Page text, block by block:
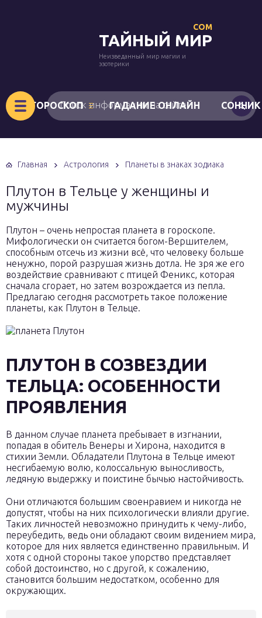
ТАЙНЫЙ МИР
COM
Неизведанный мир магии и
эзотерики
ГОРОСКОП ГАДАНИЕ ОНЛАЙН СОННИК
Главная Астрология Планеты в знаках зодиака
Плутон в Тельце у женщины и
мужчины
Плутон – очень непростая планета в гороскопе.
Мифологически он считается богом-Вершителем,
способным отсечь из жизни всё, что человеку больше
ненужно, порой разрушая жизнь дотла. Не зря же его
воздействие сравнивают с птицей Феникс, которая
сначала сгорает, но затем возрождается из пепла.
Предлагаю сегодня рассмотреть такое положение
планеты, как Плутон в Тельце.
ПЛУТОН В СОЗВЕЗДИИ
ТЕЛЬЦА: ОСОБЕННОСТИ
ПРОЯВЛЕНИЯ
В данном случае планета пребывает в изгнании,
попадая в обитель Венеры и Хирона, находится в
стихии Земли. Обладатели Плутона в Тельце имеют
несгибаемую волю, колоссальную выносливость,
ледяную выдержку и поистине бычью настойчивость.
Они отличаются большим своенравием и никогда не
допустят, чтобы на них психологически влияли другие.
Таких личностей невозможно принудить к чему-либо,
переубедить, ведь они обладают своим видением мира,
которое для них является единственно правильным. И
хотя с одной стороны такое упорство представляет
собой достоинство, но с другой, к сожалению,
становится большим недостатком, особенно для
окружающих.